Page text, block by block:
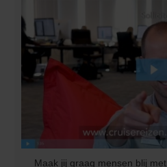
Maak jij graag mensen blij